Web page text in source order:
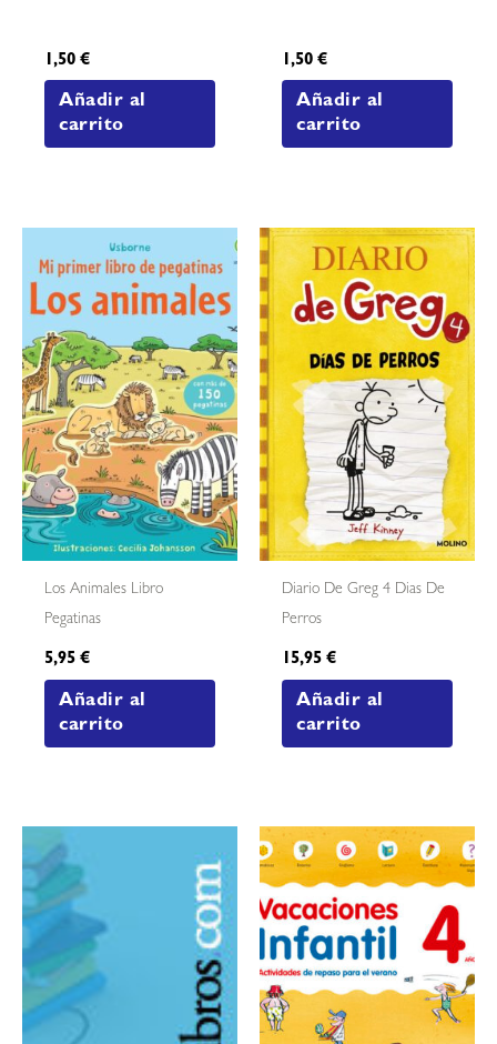
1,50€
Añadir al
carrito
1,50€
Añadir al
carrito
Los Animales Libro
Pegatinas
5,95€
Añadir al
carrito
Diario De Greg 4 Dias De
Perros
15,95€
Añadir al
carrito